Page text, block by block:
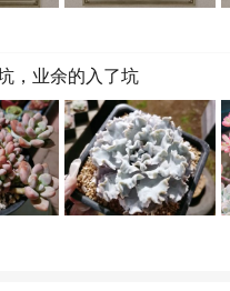
，业余的入了坑